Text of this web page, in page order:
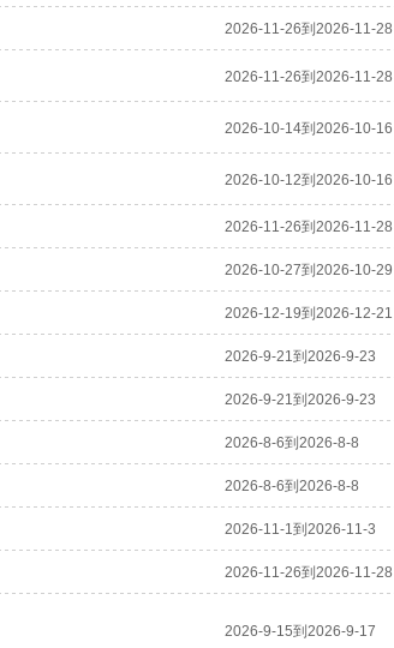
2026-11-26到2026-11-28
2026-11-26到2026-11-28
2026-10-14到2026-10-16
2026-10-12到2026-10-16
2026-11-26到2026-11-28
2026-10-27到2026-10-29
2026-12-19到2026-12-21
2026-9-21到2026-9-23
2026-9-21到2026-9-23
2026-8-6到2026-8-8
2026-8-6到2026-8-8
2026-11-1到2026-11-3
2026-11-26到2026-11-28
2026-9-15到2026-9-17